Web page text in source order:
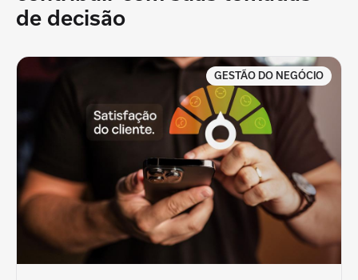
de decisão
GESTÃO DO NEGÓCIO